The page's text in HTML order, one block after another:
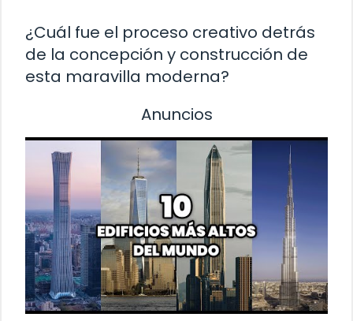
¿Cuál fue el proceso creativo detrás
de la concepción y construcción de
esta maravilla moderna?
Anuncios